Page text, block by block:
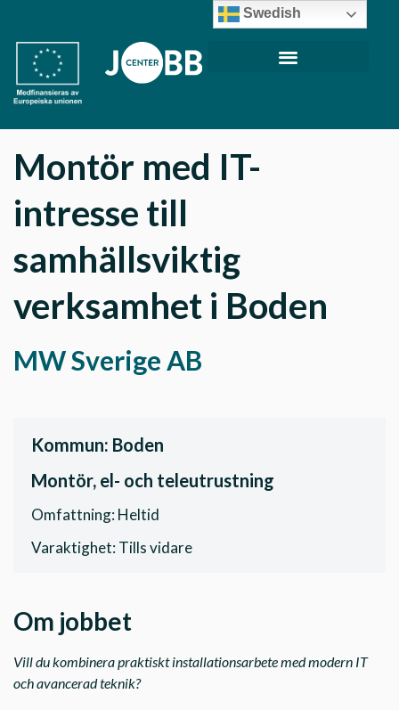
Montör med IT-
intresse till
samhällsviktig
verksamhet i Boden
MW Sverige AB
Kommun: Boden
Montör, el- och teleutrustning
Omfattning: Heltid
Varaktighet: Tills vidare
Om jobbet
Vill du kombinera praktiskt installationsarbete med modern IT
och avancerad teknik?
Swedish